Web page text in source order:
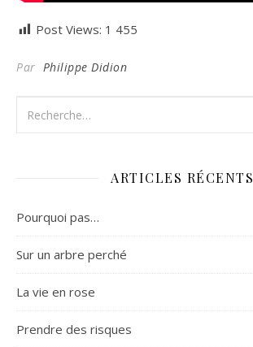
Post Views: 1 455
Par Philippe Didion
ARTICLES RÉCENTS
Pourquoi pas…
Sur un arbre perché
La vie en rose
Prendre des risques